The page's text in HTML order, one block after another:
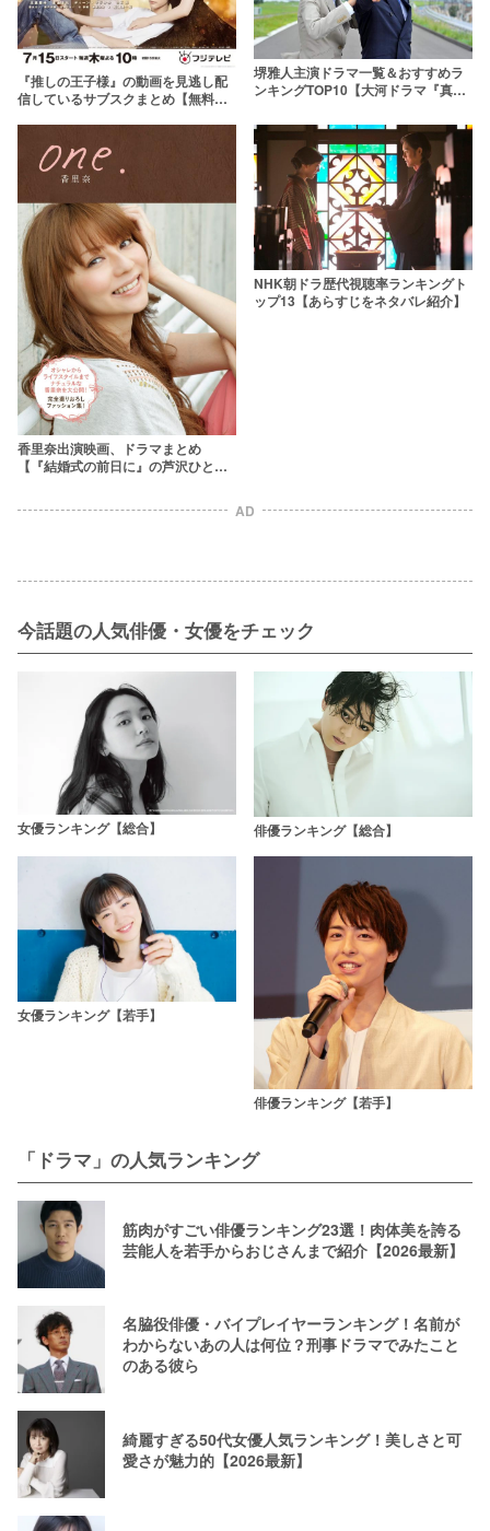
『推しの王子様』の動画を見逃し配
信しているサブスクまとめ【無料で
堺雅人主演ドラマ一覧＆おすすめラ
ンキングTOP10【大河ドラマ『真田
香里奈出演映画、ドラマまとめ
【『結婚式の前日に』の芦沢ひとみ
NHK朝ドラ歴代視聴率ランキングト
ップ13【あらすじをネタバレ紹介】
AD
今話題の人気俳優・女優をチェック
女優ランキング【総合】 俳優ランキング【総合】
女優ランキング【若手】
俳優ランキング【若手】
「ドラマ」の人気ランキング
筋肉がすごい俳優ランキング23選！肉体美を誇る
芸能人を若手からおじさんまで紹介【2026最新】
名脇役俳優・バイプレイヤーランキング！名前が
わからないあの人は何位？刑事ドラマでみたこと
のある彼ら
綺麗すぎる50代女優人気ランキング！美しさと可
愛さが魅力的【2026最新】